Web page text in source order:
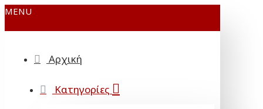
MENU
Αρχική
Κατηγορίες